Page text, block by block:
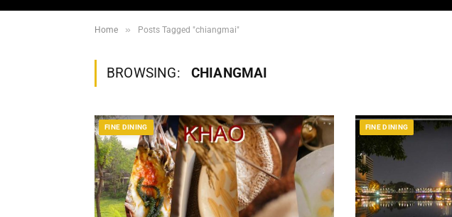
Home » Posts Tagged "chiangmai"
BROWSING: CHIANGMAI
FINE DINING FINE DINING